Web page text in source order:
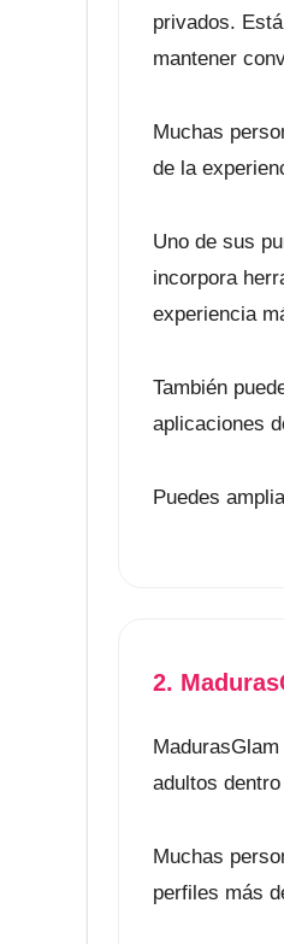
privados.
mantener
Muchas
de la
Uno de sus
incorpora
experiencia
También
aplicaciones
Puedes
2.
adultos
Muchas
perfiles más